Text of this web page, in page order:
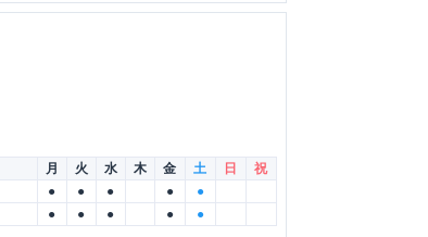
月 火 水 木 金 土 日
祝
● ● ● ●
●
● ● ● ● ●